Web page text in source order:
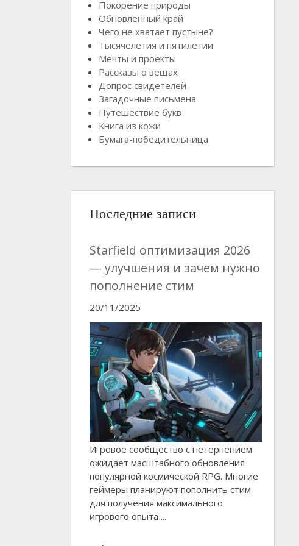
Покорение природы
Обновленный край
Чего не хватает пустыне?
Тысячелетия и пятилетии
Мечты и проекты
Рассказы о вещах
Допрос свидетелей
Загадочные письмена
Путешествие букв
Книга из кожи
Бумага-победительница
Последние записи
Starfield оптимизация 2026
— улучшения и зачем нужно
пополнение стим
20/11/2025
Игровое сообщество с нетерпением
ожидает масштабного обновления
популярной космической RPG. Многие
геймеры планируют пополнить стим
для получения максимального
игрового опыта ...